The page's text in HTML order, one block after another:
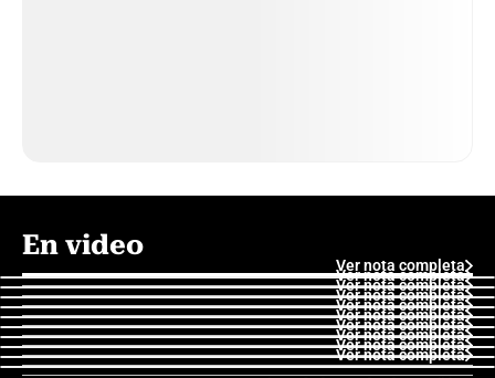
En video
Ver nota completa
Ver nota completa
Ver nota completa
Ver nota completa
Ver nota completa
Ver nota completa
Ver nota completa
Ver nota completa
Ver nota completa
Ver nota completa